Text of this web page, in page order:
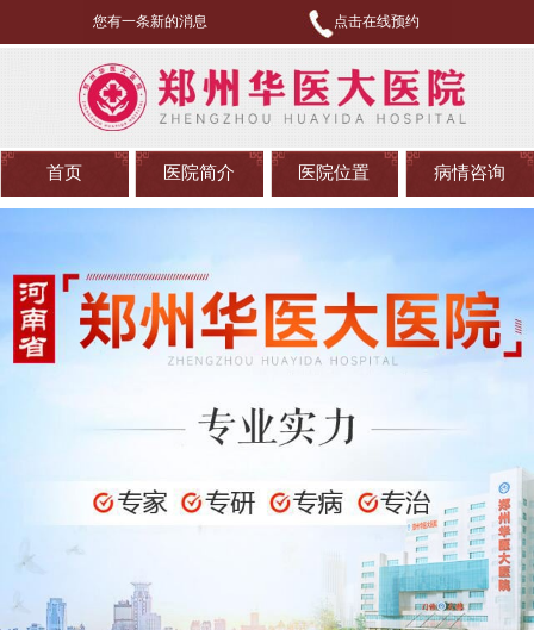
您有一条新的消息 点击在线预约
首页 医院简介 医院位置 病情咨询